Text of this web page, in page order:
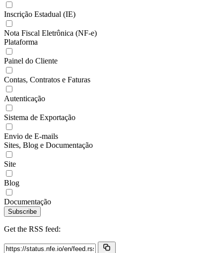
Inscrição Estadual (IE)
Nota Fiscal Eletrônica (NF-e)
Plataforma
Painel do Cliente
Contas, Contratos e Faturas
Autenticação
Sistema de Exportação
Envio de E-mails
Sites, Blog e Documentação
Site
Blog
Documentação
Subscribe
Get the RSS feed: